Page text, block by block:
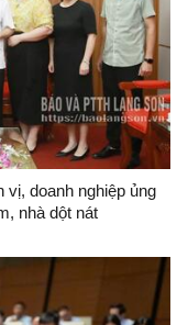
doanh nghiệp ủng
nhà dột nát